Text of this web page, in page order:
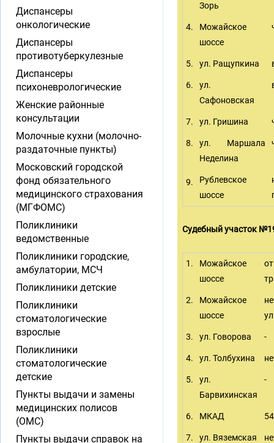
Зорь
4.
Можайское
шоссе
5. ул. Ращупкина
6.
ул.
Сафоновская
7. ул. Гришина
8.
ул. Маршала
Неделина
9.
Рублевское
шоссе
Судебный участок
1.
Можайское
шоссе
2.
Можайское
шоссе
3. ул. Говорова -
4. ул. Толбухина
5.
ул.
Барвихинская
-
6. МКАД
7. ул. Вяземская
Диспансеры
онкологические
Диспансеры
противотуберкулезные
Диспансеры
психоневрологические
Женские районные
консультации
Молочные кухни (молочно-
раздаточные пункты)
Московский городской
фонд обязательного
медицинского страхования
(МГФОМС)
Поликлиники
ведомственные
Поликлиники городские,
амбулатории, МСЧ
Поликлиники детские
Поликлиники
стоматологические
взрослые
Поликлиники
стоматологические
детские
Пункты выдачи и замены
медицинских полисов
(ОМС)
Пункты выдачи справок на